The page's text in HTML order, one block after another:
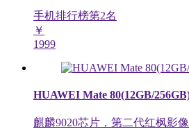
手机排行榜第2名
￥
1999
HUAWEI Mate 80(12GB/
麒麟9020芯片，第二代红枫影